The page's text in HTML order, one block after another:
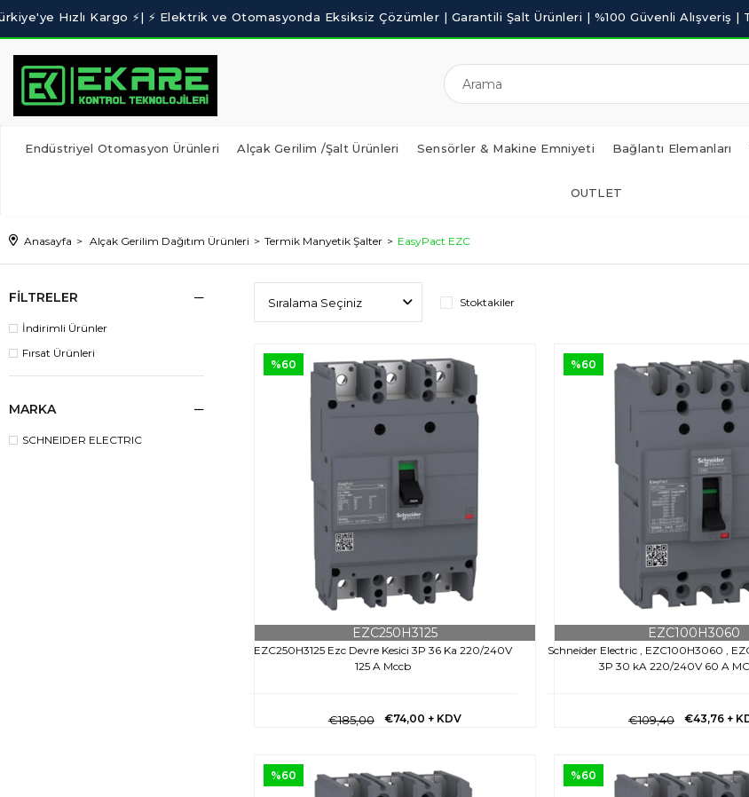
Endüstriyel Otomasyon Ürünleri Alçak Gerilim /Şalt Ürünleri Sensörler & Makine Emniyeti Bağlantı Elemanları
OUTLET
Anasayfa Alçak Gerilim Dağıtım Ürünleri Termik Manyetik Şalter EasyPact EZC
FILTRELER
İndirimli Ürünler
Fırsat Ürünleri
MARKA
SCHNEIDER ELECTRIC
Stoktakiler
EZC250H3125 Ezc Devre Kesici 3P 36 Ka 220/240V
125 A Mccb
EZC250H3125
€74,00 + KDV
€185,00
%60
Schneider Electric , EZC100H3060 ,
3P 30 kA 220/240V 60 A
EZC100H3060
€43,76 +
€109,40
%60
%60 %60